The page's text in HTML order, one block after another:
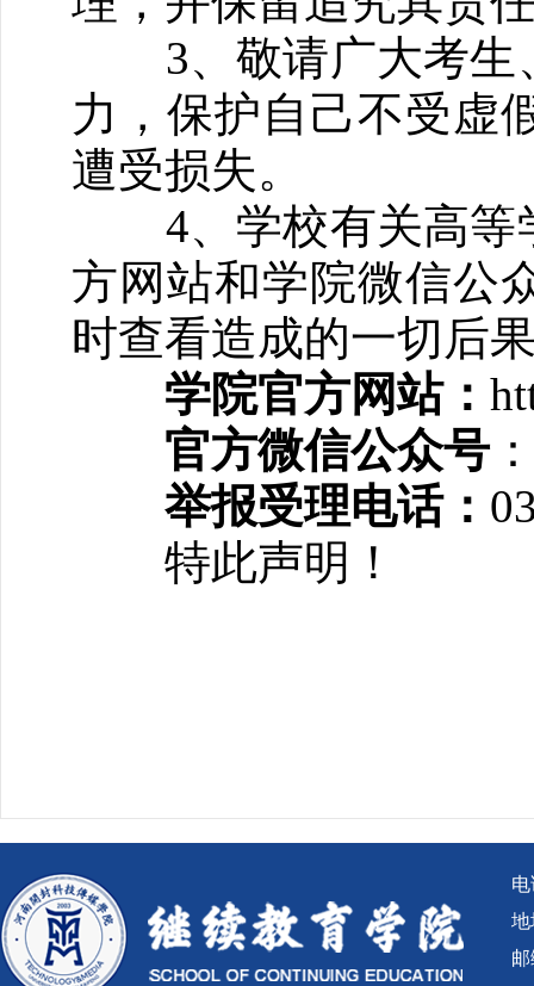
3、敬请广大考生
力，保护自己不受虚
遭受损失。
4、学校有关高等
方网站和学院微信公
时查看造成的一切后
学院官方网站：
官方微信公众号
举报受理电话：
特此声明！
电
地
邮